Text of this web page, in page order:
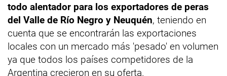
todo alentador para los exportadores de peras
del Valle de Río Negro y Neuquén, teniendo en
cuenta que se encontrarán las exportaciones
locales con un mercado más 'pesado' en volumen
ya que todos los países competidores de la
Argentina crecieron en su oferta.